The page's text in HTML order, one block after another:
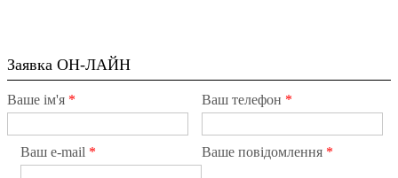
Заявка ОН-ЛАЙН
Ваше ім'я * Ваш телефон *
Ваш e-mail * Ваше повідомлення *